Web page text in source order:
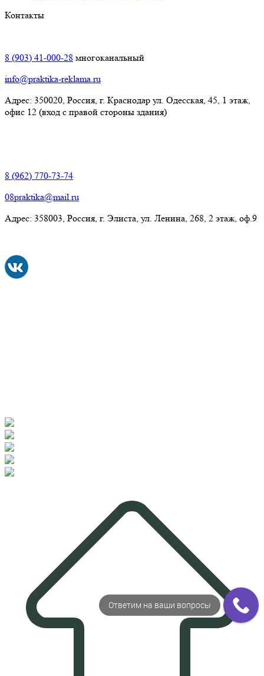
Контакты
8 (903) 41-000-28 многоканальный
info@praktika-reklama.ru
Адрес: 350020, Россия, г. Краснодар ул. Одесская, 45, 1 этаж,
офис 12 (вход с правой стороны здания)
8 (962) 770-73-74
08praktika@mail.ru
Адрес:​ 358003, Россия, г. Элиста, ул. Ленина, 268, 2 этаж, оф.9
Ответим на ваши вопросы